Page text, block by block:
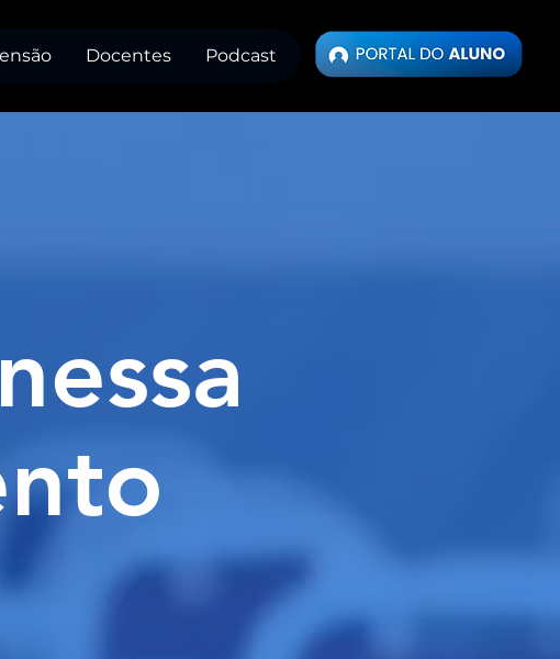
Docentes Podcast